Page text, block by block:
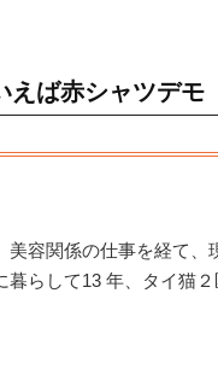
えば赤シャツデモ
美容関係の仕事を経て、
暮らして13 年、タイ猫